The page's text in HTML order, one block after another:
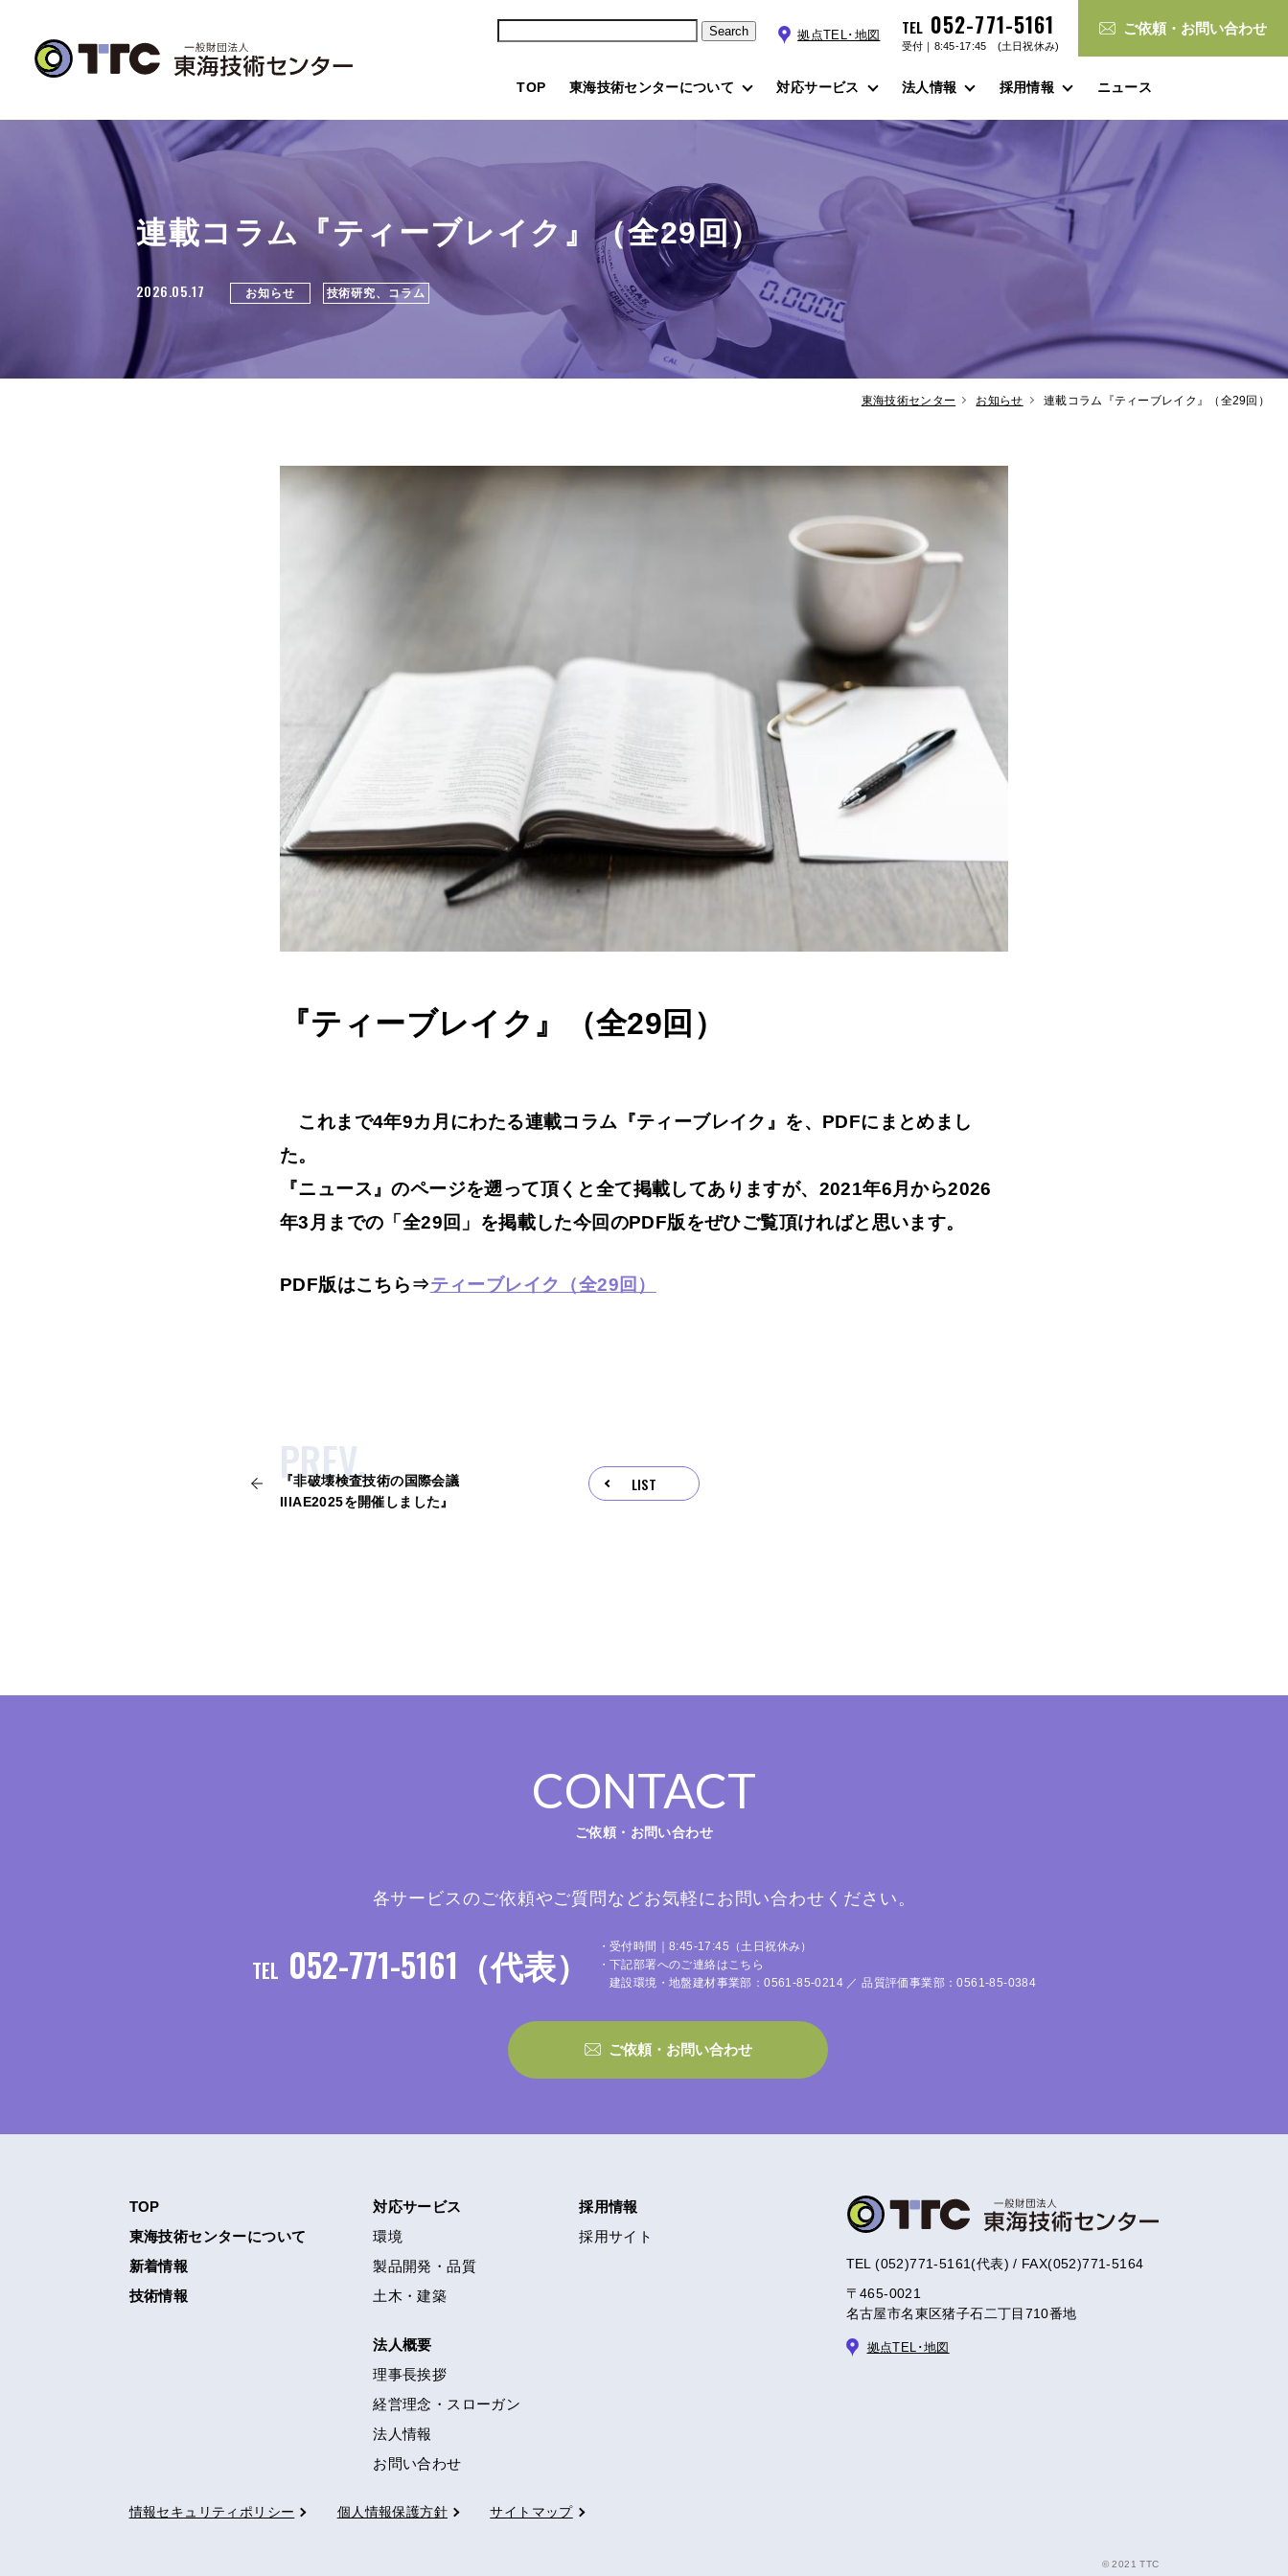
Search 拠点TEL･地図 TEL 052-771-5161
受付｜8:45-17:45 (土日祝休み)
ご依頼・お問い合わせ
TOP 東海技術センターについて 対応サービス 法人情報 採用情報 ニュース
連載コラム『ティーブレイク』（全29回）
2026.05.17 お知らせ 技術研究、コラム
東海技術センター お知らせ 連載コラム『ティーブレイク』（全29回）
『ティーブレイク』（全29回）
これまで4年9カ月にわたる連載コラム『ティーブレイク』を、PDFにまとめまし
た。
『ニュース』のページを遡って頂くと全て掲載してありますが、 2021年6月から2026
年3月までの「全29回」を掲載した今回のPDF版をぜひご覧頂ければと思います。
PDF版はこちら⇒ティーブレイク（全29回）
PREV.
『非破壊検査技術の国際会議
IIIAE2025を開催しました』
LIST
CONTACT
ご依頼・お問い合わせ
各サービスのご依頼やご質問などお気軽にお問い合わせください。
TEL 052-771-5161（代表）
・受付時間｜8:45-17:45（土日祝休み）
・下記部署へのご連絡はこちら
建設環境・地盤建材事業部：0561-85-0214 ／ 品質評価事業部：0561-85-0384
ご依頼・お問い合わせ
TOP
東海技術センターについて
新着情報
技術情報
対応サービス
環境
製品開発・品質
土木・建築
法人概要
理事長挨拶
経営理念・スローガン
法人情報
お問い合わせ
採用情報
採用サイト
TEL (052)771-5161(代表) / FAX(052)771-5164
〒465-0021
名古屋市名東区猪子石二丁目710番地
拠点TEL･地図
情報セキュリティポリシー 個人情報保護方針 サイトマップ
©︎ 2021 TTC